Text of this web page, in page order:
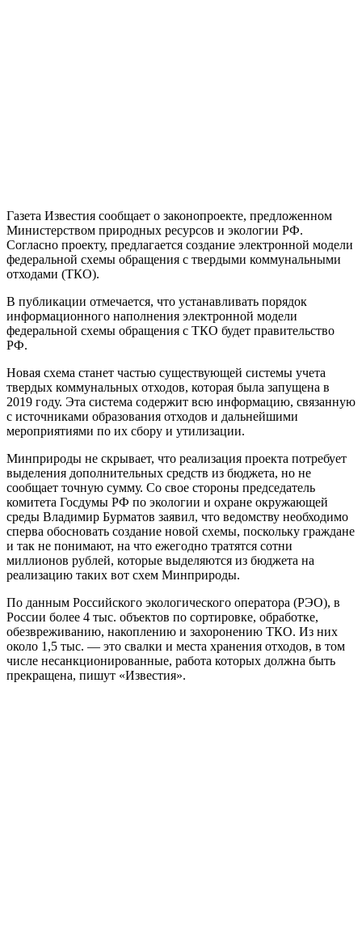
Газета Известия сообщает о законопроекте, предложенном
Министерством природных ресурсов и экологии РФ.
Согласно проекту, предлагается создание электронной модели
федеральной схемы обращения с твердыми коммунальными
отходами (ТКО).
В публикации отмечается, что устанавливать порядок
информационного наполнения электронной модели
федеральной схемы обращения с ТКО будет правительство
РФ.
Новая схема станет частью существующей системы учета
твердых коммунальных отходов, которая была запущена в
2019 году. Эта система содержит всю информацию, связанную
с источниками образования отходов и дальнейшими
мероприятиями по их сбору и утилизации.
Минприроды не скрывает, что реализация проекта потребует
выделения дополнительных средств из бюджета, но не
сообщает точную сумму. Со свое стороны председатель
комитета Госдумы РФ по экологии и охране окружающей
среды Владимир Бурматов заявил, что ведомству необходимо
сперва обосновать создание новой схемы, поскольку граждане
и так не понимают, на что ежегодно тратятся сотни
миллионов рублей, которые выделяются из бюджета на
реализацию таких вот схем Минприроды.
По данным Российского экологического оператора (РЭО), в
России более 4 тыс. объектов по сортировке, обработке,
обезвреживанию, накоплению и захоронению ТКО. Из них
около 1,5 тыс. — это свалки и места хранения отходов, в том
числе несанкционированные, работа которых должна быть
прекращена, пишут «Известия».